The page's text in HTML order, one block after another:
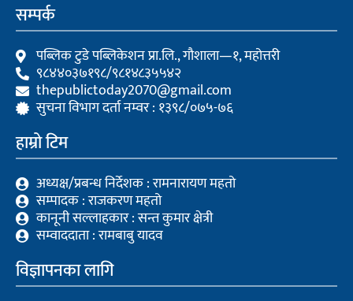
o
k
r e
सम्पर्क
पब्लिक टुडे पब्लिकेशन प्रा.लि., गौशाला—१, महोत्तरी
९८४४०३७१९८/९८१४८३५५४२
thepublictoday2070@gmail.com
सुचना विभाग दर्ता नम्वर : १३९८/०७५-७६
हाम्रो टिम
अध्यक्ष/प्रबन्ध निर्देशक : रामनारायण महतो
सम्पादक : राजकरण महतो
कानूनी सल्लाहकार : सन्त कुमार क्षेत्री
सम्वाददाता : रामबाबु यादव
विज्ञापनका लागि